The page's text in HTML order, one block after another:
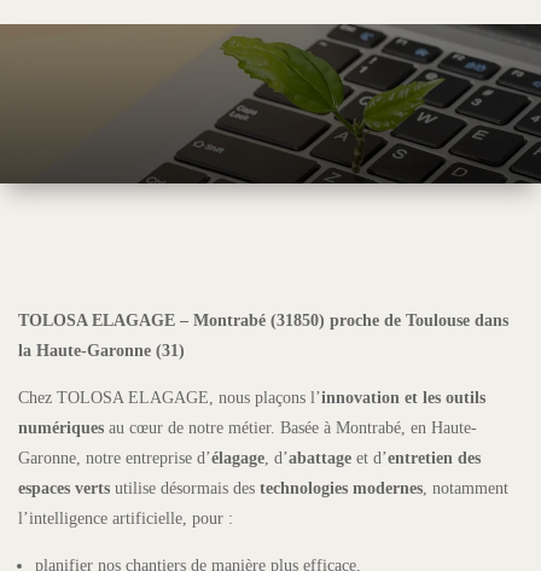
TOLOSA ELAGAGE – Montrabé (31850) proche de Toulouse dans
la Haute-Garonne (31)
Chez TOLOSA ELAGAGE, nous plaçons l’innovation et les outils
numériques au cœur de notre métier. Basée à Montrabé, en Haute-
Garonne, notre entreprise d’élagage , d’abattage et d’entretien des
espaces verts utilise désormais des technologies modernes , notamment
l’intelligence artificielle, pour :
planifier nos chantiers de manière plus efficace,